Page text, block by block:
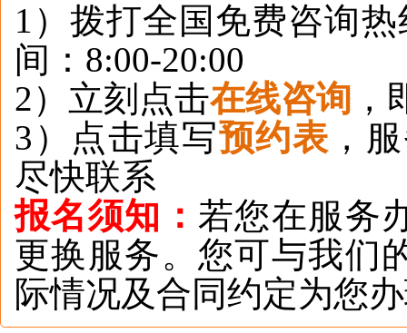
1）拨打全国免费咨询热
间：8:00-20:00
2）立刻点击在线咨询
3）点击填写预约表 ，
尽快联系
报名须知： 若您在服务
更换服务。您可与我们
际情况及合同约定为您